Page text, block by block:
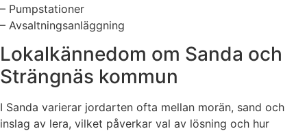
– Pumpstationer
– Avsaltningsanläggning
Lokalkännedom om Sanda och
Strängnäs kommun
I Sanda varierar jordarten ofta mellan morän, sand och
inslag av lera, vilket påverkar val av lösning och hur